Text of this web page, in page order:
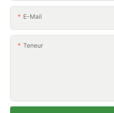
E-Mail
Teneur